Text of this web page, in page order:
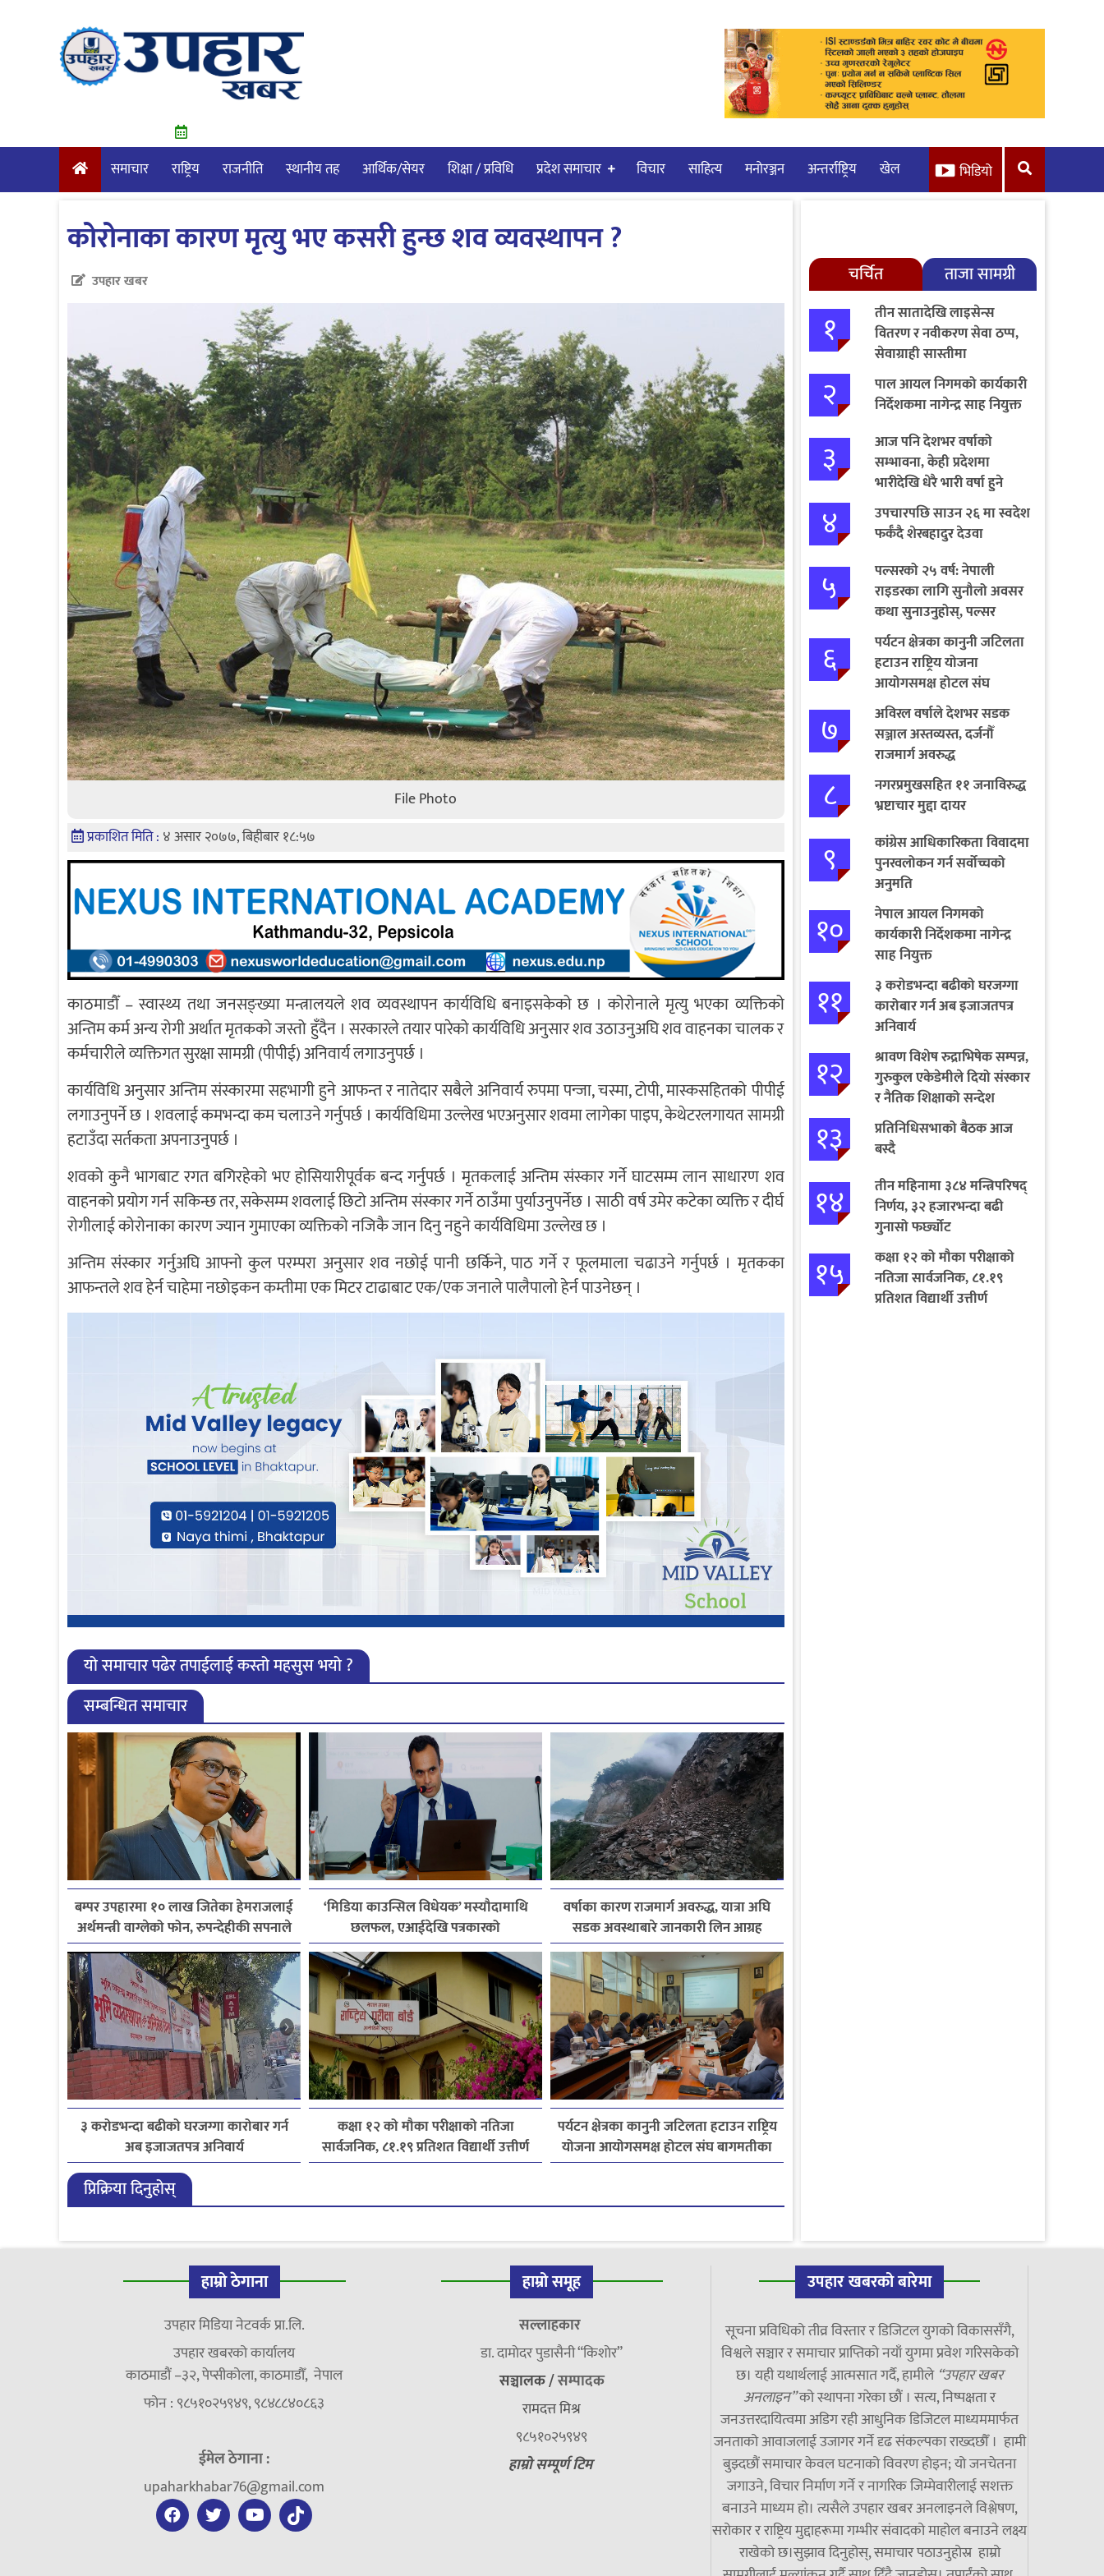
समाचार राष्ट्रिय राजनीति स्थानीय तह आर्थिक/सेयर शिक्षा / प्रविधि प्रदेश समाचार विचार साहित्य मनाेरञ्जन अन्तर्राष्ट्रिय खेल भिडियो
कोरोनाका कारण मृत्यु भए कसरी हुन्छ शव व्यवस्थापन ?
उपहार खबर
File Photo
प्रकाशित मिति : ४ असार २०७७, बिहीबार १८:५७
काठमाडौँ – स्वास्थ्य तथा जनसङ्ख्या मन्त्रालयले शव व्यवस्थापन कार्यविधि बनाइसकेको छ । कोरोनाले मृत्यु भएका व्यक्तिको
अन्तिम कर्म अन्य रोगी अर्थात मृतकको जस्तो हुँदैन । सरकारले तयार पारेको कार्यविधि अनुसार शव उठाउनुअघि शव वाहनका चालक र
कर्मचारीले व्यक्तिगत सुरक्षा सामग्री (पीपीई) अनिवार्य लगाउनुपर्छ ।
कार्यविधि अनुसार अन्तिम संस्कारमा सहभागी हुने आफन्त र नातेदार सबैले अनिवार्य रुपमा पन्जा, चस्मा, टोपी, मास्कसहितको पीपीई
लगाउनुपर्ने छ । शवलाई कमभन्दा कम चलाउने गर्नुपर्छ । कार्यविधिमा उल्लेख भएअनुसार शवमा लागेका पाइप, केथेटरलगायत सामग्री
हटाउँदा सर्तकता अपनाउनुपर्छ ।
शवको कुनै भागबाट रगत बगिरहेको भए होसियारीपूर्वक बन्द गर्नुपर्छ । मृतकलाई अन्तिम संस्कार गर्ने घाटसम्म लान साधारण शव
वाहनको प्रयोग गर्न सकिन्छ तर, सकेसम्म शवलाई छिटो अन्तिम संस्कार गर्ने ठाउँमा पुर्याउनुपर्नेछ । साठी वर्ष उमेर कटेका व्यक्ति र दीर्घ
रोगीलाई कोरोनाका कारण ज्यान गुमाएका व्यक्तिको नजिकै जान दिनु नहुने कार्यविधिमा उल्लेख छ ।
अन्तिम संस्कार गर्नुअघि आफ्नो कुल परम्परा अनुसार शव नछोई पानी छर्किने, पाठ गर्ने र फूलमाला चढाउने गर्नुपर्छ । मृतकका
आफन्तले शव हेर्न चाहेमा नछोइकन कम्तीमा एक मिटर टाढाबाट एक/एक जनाले पालैपालो हेर्न पाउनेछन् ।
यो समाचार पढेर तपाईलाई कस्तो महसुस भयो ?
सम्बन्धित समाचार
बम्पर उपहारमा १० लाख जितेका हेमराजलाई
अर्थमन्त्री वाग्लेको फोन, रुपन्देहीकी सपनाले
जितिन् एक लाख
‘मिडिया काउन्सिल विधेयक’ मस्यौदामाथि
छलफल, एआईदेखि पत्रकारको
लाइसेन्ससम्मका विषयमा सुझाव
वर्षाका कारण राजमार्ग अवरुद्ध, यात्रा अघि
सडक अवस्थाबारे जानकारी लिन आग्रह
३ करोडभन्दा बढीको घरजग्गा कारोबार गर्न
अब इजाजतपत्र अनिवार्य
कक्षा १२ को मौका परीक्षाको नतिजा
सार्वजनिक, ८१.१९ प्रतिशत विद्यार्थी उत्तीर्ण
पर्यटन क्षेत्रका कानुनी जटिलता हटाउन राष्ट्रिय
योजना आयोगसमक्ष होटल संघ बागमतीका
पाँचबुँदे माग
प्रिक्रिया दिनुहोस्
चर्चित ताजा सामग्री
१
तीन सातादेखि लाइसेन्स
वितरण र नवीकरण सेवा ठप्प,
सेवाग्राही सास्तीमा
२
पाल आयल निगमको कार्यकारी
निर्देशकमा नागेन्द्र साह नियुक्त
३
आज पनि देशभर वर्षाको
सम्भावना, केही प्रदेशमा
भारीदेखि धेरै भारी वर्षा हुने
चेतावनी
४
उपचारपछि साउन २६ मा स्वदेश
फर्कँदै शेरबहादुर देउवा
५
पल्सरको २५ वर्ष: नेपाली
राइडरका लागि सुनौलो अवसर
कथा सुनाउनुहोस्, पल्सर
जित्नुहोस्
६
पर्यटन क्षेत्रका कानुनी जटिलता
हटाउन राष्ट्रिय योजना
आयोगसमक्ष होटल संघ
बागमतीका पाँचबुँदे माग
७
अविरल वर्षाले देशभर सडक
सञ्जाल अस्तव्यस्त, दर्जनौँ
राजमार्ग अवरुद्ध
८
नगरप्रमुखसहित ११ जनाविरुद्ध
भ्रष्टाचार मुद्दा दायर
९
कांग्रेस आधिकारिकता विवादमा
पुनरवलोकन गर्न सर्वोच्चको
अनुमति
१०
नेपाल आयल निगमको
कार्यकारी निर्देशकमा नागेन्द्र
साह नियुक्त
११
३ करोडभन्दा बढीको घरजग्गा
कारोबार गर्न अब इजाजतपत्र
अनिवार्य
१२
श्रावण विशेष रुद्राभिषेक सम्पन्न,
गुरुकुल एकेडेमीले दियो संस्कार
र नैतिक शिक्षाको सन्देश
१३
प्रतिनिधिसभाको बैठक आज
बस्दै
१४
तीन महिनामा ३८४ मन्त्रिपरिषद्
निर्णय, ३२ हजारभन्दा बढी
गुनासो फर्छ्योट
१५
कक्षा १२ को मौका परीक्षाको
नतिजा सार्वजनिक, ८१.१९
प्रतिशत विद्यार्थी उत्तीर्ण
हाम्रो ठेगाना
उपहार मिडिया नेटवर्क प्रा.लि.
उपहार खबरको कार्यालय
काठमाडौं –३२, पेप्सीकोला, काठमाडौँ, नेपाल
फोन : ९८५१०२५९४९, ९८४८८४०८६३
ईमेल ठेगाना :
upaharkhabar76@gmail.com
हाम्रो समूह
सल्लाहकार
डा. दामाेदर पुडासैनी “किशाेर”
सञ्चालक /सम्पादक
रामदत्त मिश्र
९८५१०२५९४९
हाम्रो सम्पूर्ण टिम
उपहार खबरको बारेमा
सूचना प्रविधिको तीव्र विस्तार र डिजिटल युगको विकाससँगै,
विश्वले सञ्चार र समाचार प्राप्तिको नयाँ युगमा प्रवेश गरिसकेको
छ। यही यथार्थलाई आत्मसात गर्दै, हामीले “उपहार खबर
अनलाइन”को स्थापना गरेका छौं । सत्य, निष्पक्षता र
जनउत्तरदायित्वमा अडिग रही आधुनिक डिजिटल माध्यममार्फत
जनताको आवाजलाई उजागर गर्ने दृढ संकल्पका राख्दछौँ । हामी
बुझ्दछौं समाचार केवल घटनाको विवरण होइन; यो जनचेतना
जगाउने, विचार निर्माण गर्ने र नागरिक जिम्मेवारीलाई सशक्त
बनाउने माध्यम हो। त्यसैले उपहार खबर अनलाइनले विश्लेषण,
सरोकार र राष्ट्रिय मुद्दाहरूमा गम्भीर संवादको माहोल बनाउने लक्ष्य
राखेको छ।सुझाव दिनुहोस्, समाचार पठाउनुहोस्र हाम्रो